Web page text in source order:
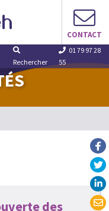
CONTACT
Rechercher
01 79 97 28
55
des